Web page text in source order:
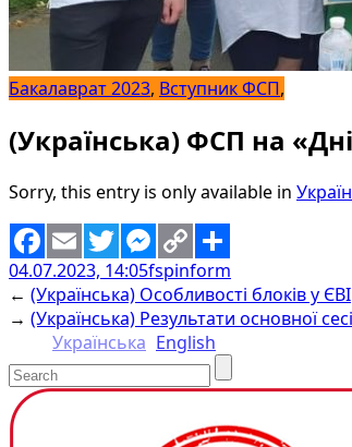
Бакалаврат 2023, Вступник ФСП,
(Українська) ФСП на
Sorry, this entry is only available in
Facebook
EmailTwitterMessenger
Copy
Link
Share
04.07.2023, 14:05fspinform
← (Українська) Особливості блоків у ЄВІ
→ (Українська) Результати основної
Українська English